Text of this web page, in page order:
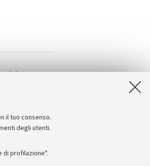
il tuo consenso.
degli utenti.
profilazione".